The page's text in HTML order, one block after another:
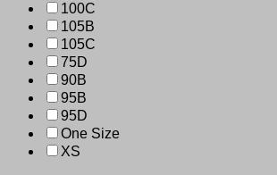
100C
105B
105C
75D
90B
95B
95D
One Size
XS